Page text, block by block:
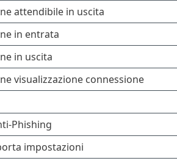
attendibile in uscita
in entrata
in uscita
visualizzazione connessione
Phishing
impostazioni